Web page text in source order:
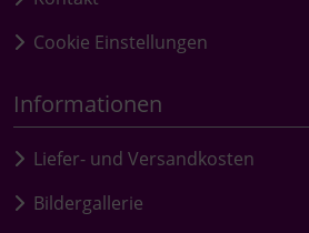
Cookie Einstellungen
Informationen
Liefer- und Versandkosten
Bildergallerie